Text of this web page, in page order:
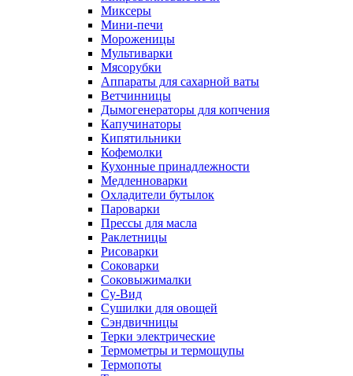
Миксеры
Мини-печи
Мороженицы
Мультиварки
Мясорубки
Аппараты для сахарной ваты
Ветчинницы
Дымогенераторы для копчения
Капучинаторы
Кипятильники
Кофемолки
Кухонные принадлежности
Медленноварки
Охладители бутылок
Пароварки
Прессы для масла
Раклетницы
Рисоварки
Соковарки
Соковыжималки
Су-Вид
Сушилки для овощей
Сэндвичницы
Терки электрические
Термометры и термощупы
Термопоты